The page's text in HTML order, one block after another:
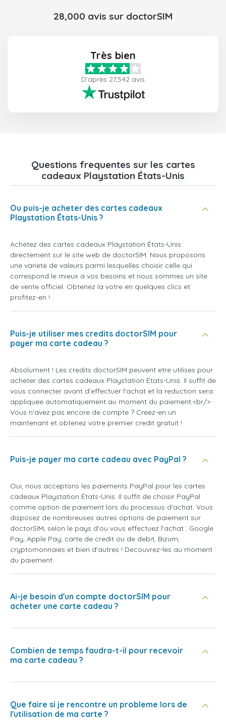
28,000 avis sur doctorSIM
Très bien
D'après 27,542 avis
Questions frequentes sur les cartes
cadeaux Playstation États-Unis
Ou puis-je acheter des cartes cadeaux
Playstation États-Unis ?
Achetez des cartes cadeaux Playstation États-Unis
directement sur le site web de doctorSIM. Nous proposons
une variete de valeurs parmi lesquelles choisir celle qui
correspond le mieux a vos besoins et nous sommes un site
de vente officiel. Obtenez la votre en quelques clics et
profitez-en !
Puis-je utiliser mes credits doctorSIM pour
payer ma carte cadeau ?
Absolument ! Les credits doctorSIM peuvent etre utilises pour
acheter des cartes cadeaux Playstation États-Unis. Il suffit de
vous connecter avant d'effectuer l'achat et la reduction sera
appliquee automatiquement au moment du paiement.<br/>
Vous n'avez pas encore de compte ? Creez-en un
maintenant et obtenez votre premier credit gratuit !
Puis-je payer ma carte cadeau avec PayPal ?
Oui, nous acceptons les paiements PayPal pour les cartes
cadeaux Playstation États-Unis. Il suffit de choisir PayPal
comme option de paiement lors du processus d'achat. Vous
disposez de nombreuses autres options de paiement sur
doctorSIM, selon le pays d'ou vous effectuez l'achat : Google
Pay, Apple Pay, carte de credit ou de debit, Bizum,
cryptomonnaies et bien d'autres ! Decouvrez-les au moment
du paiement.
Ai-je besoin d'un compte doctorSIM pour
acheter une carte cadeau ?
Combien de temps faudra-t-il pour recevoir
ma carte cadeau ?
Que faire si je rencontre un probleme lors de
l'utilisation de ma carte ?